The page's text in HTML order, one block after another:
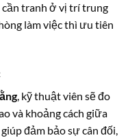
cần tranh ở vị trí trung
làm việc thì ưu tiên
, kỹ thuật viên sẽ đo
và khoảng cách giữa
đảm bảo sự cân đối,